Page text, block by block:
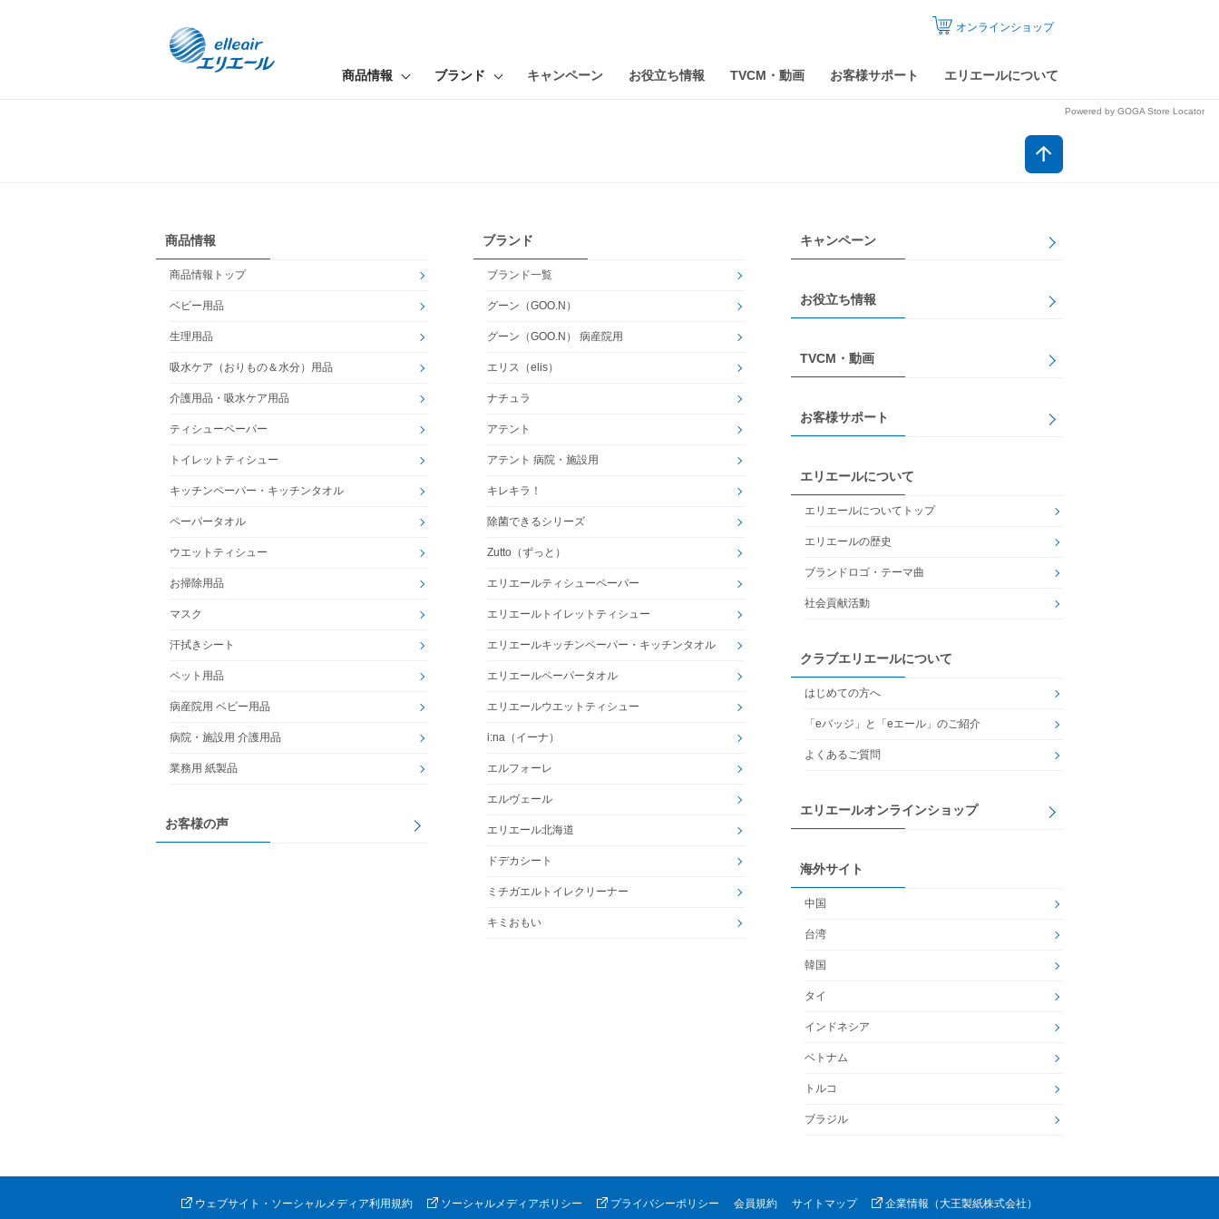
商品情報 ブランド キャンペーン お役立ち情報 TVCM・動画 お客様サポート エリエールについて
オンラインショップ
Powered by GOGA Store Locator
商品情報
商品情報トップ
ベビー用品
生理用品
吸水ケア（おりもの＆水分）用品
介護用品・吸水ケア用品
ティシューペーパー
トイレットティシュー
キッチンペーパー・キッチンタオル
ペーパータオル
ウエットティシュー
お掃除用品
マスク
汗拭きシート
ペット用品
病産院用 ベビー用品
病院・施設用 介護用品
業務用 紙製品
お客様の声
ブランド
ブランド一覧
グーン（GOO.N）
グーン（GOO.N） 病産院用
エリス（elis）
ナチュラ
アテント
アテント 病院・施設用
キレキラ！
除菌できるシリーズ
Zutto（ずっと）
エリエールティシューペーパー
エリエールトイレットティシュー
エリエールキッチンペーパー・キッチンタオル
エリエールペーパータオル
エリエールウエットティシュー
i:na（イーナ）
エルフォーレ
エルヴェール
エリエール北海道
ドデカシート
ミチガエルトイレクリーナー
キミおもい
キャンペーン
お役立ち情報
TVCM・動画
お客様サポート
エリエールについて
エリエールについてトップ
エリエールの歴史
ブランドロゴ・テーマ曲
社会貢献活動
クラブエリエールについて
はじめての方へ
「eバッジ」と「eエール」のご紹介
よくあるご質問
エリエールオンラインショップ
海外サイト
中国
台湾
韓国
タイ
インドネシア
ベトナム
トルコ
ブラジル
ウェブサイト・ソーシャルメディア利用規約 ソーシャルメディアポリシー プライバシーポリシー 会員規約 サイトマップ 企業情報（大王製紙株式会社）